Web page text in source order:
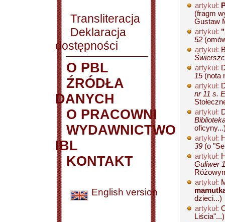
Transliteracja
Deklaracja
dostępności
O PBL
ŹRÓDŁA
DANYCH
O PRACOWNI
WYDAWNICTWO
IBL
KONTAKT
English version
artykuł:
(fragm
Gustaw
artykuł:
52
artykuł:
artykuł:
15(nota
artykuł:
nr 11 s.
artykuł:
artykuł:
39 (o
artykuł:
Guliwer
artykuł:
dzieci...)
artykuł:
Liścia"...)